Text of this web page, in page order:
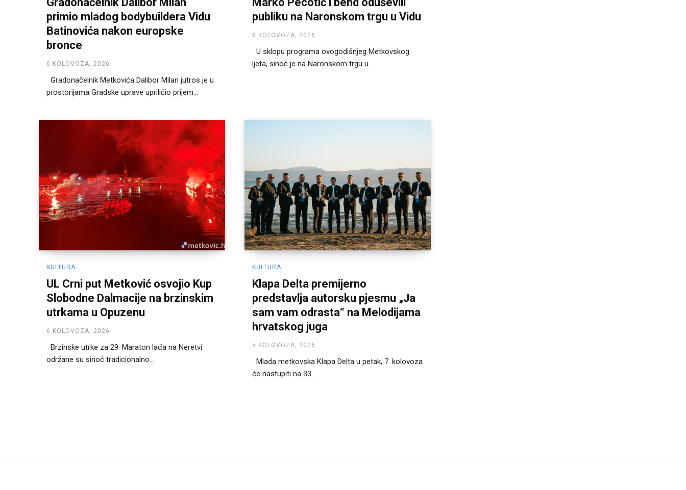
primio mladog bodybuildera Vidu
Batinovića nakon europske
bronce
6 KOLOVOZA, 2026
Gradonačelnik Metkovića Dalibor Milan jutros je u
prostorijama Gradske uprave upriličio prijem...
publiku na Naronskom trgu u Vidu
6 KOLOVOZA, 2026
U sklopu programa ovogodišnjeg Metkovskog
ljeta, sinoć je na Naronskom trgu u...
KULTURA
UL Crni put Metković osvojio Kup
Slobodne Dalmacije na brzinskim
utrkama u Opuzenu
6 KOLOVOZA, 2026
Brzinske utrke za 29. Maraton lađa na Neretvi
održane su sinoć tradicionalno...
KULTURA
Klapa Delta premijerno
predstavlja autorsku pjesmu „Ja
sam vam odrasta“ na Melodijama
hrvatskog juga
5 KOLOVOZA, 2026
Mlada metkovska Klapa Delta u petak, 7. kolovoza
će nastupiti na 33....